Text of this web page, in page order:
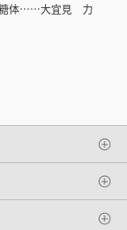
糖体……大宜見 力